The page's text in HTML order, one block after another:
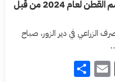
“البدء بصرف مستحقات موسم القطن لعام 2024 من قبل
الزراعي في دير الزور، صباح
Snapchat
Email